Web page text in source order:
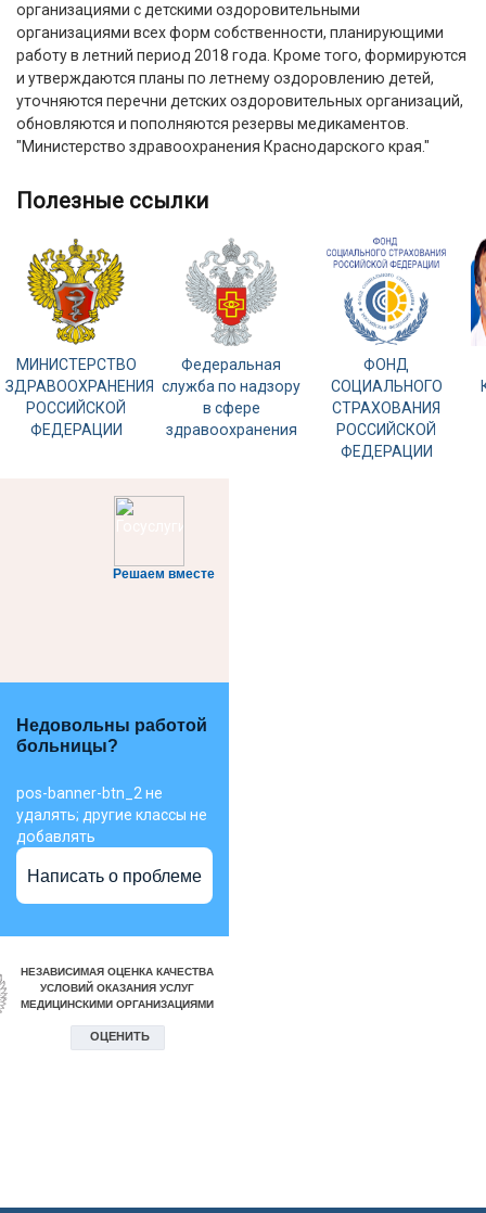
организациями с детскими оздоровительными
организациями всех форм собственности, планирующими
работу в летний период 2018 года. Кроме того, формируются
и утверждаются планы по летнему оздоровлению детей,
уточняются перечни детских оздоровительных организаций,
обновляются и пополняются резервы медикаментов.
"Министерство здравоохранения Краснодарского края."
полезные ссылки
МИНИСТЕРСТВО
ЗДРАВООХРАНЕНИЯ
РОССИЙСКОЙ
ФЕДЕРАЦИИ
Федеральная
служба по надзору
в сфере
здравоохранения
ФОНД
СОЦИАЛЬНОГО
СТРАХОВАНИЯ
РОССИЙСКОЙ
ФЕДЕРАЦИИ
Решаем вместе
Недовольны работой
больницы?
pos-banner-btn_2 не
удалять; другие классы не
добавлять
Написать о проблеме